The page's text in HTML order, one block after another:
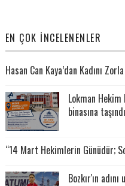
EN ÇOK İNCELENENLER
Hasan Can Kaya’dan Kadını
Lokman
binasına taşındı
“14 Mart Hekimlerin Günüdür;
Bozkır'ın